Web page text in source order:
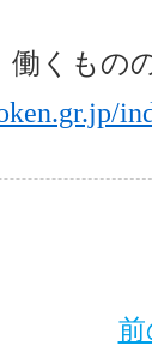
働くもの